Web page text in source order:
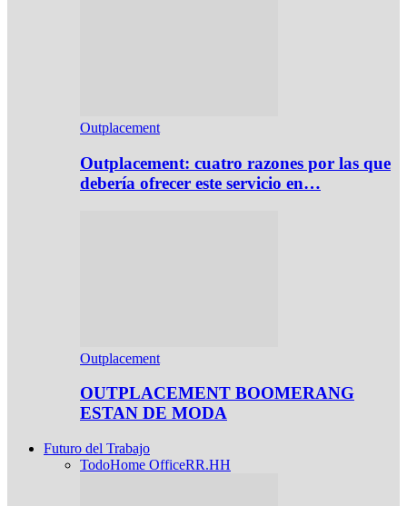
Outplacement
Outplacement: cuatro razones por las que
debería ofrecer este servicio en…
Outplacement
OUTPLACEMENT BOOMERANG
ESTAN DE MODA
Futuro del Trabajo
TodoHome OfficeRR.HH